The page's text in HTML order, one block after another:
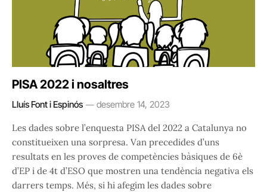
PISA 2022 i nosaltres
Lluís Font i Espinós desembre 14, 2023
Les dades sobre l’enquesta PISA del 2022 a Catalunya no
constitueixen una sorpresa. Van precedides d’uns
resultats en les proves de competències bàsiques de 6è
d’EP i de 4t d’ESO que mostren una tendència negativa els
darrers temps. Més, si hi afegim les dades sobre